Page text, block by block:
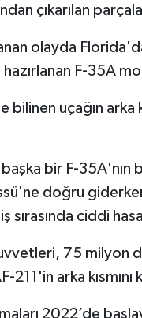
çıkarılan
olayda
F-35A
uçağın arka
bir F-35A'nın
doğru
sırasında ciddi
75 milyon
211'in arka kısmını
2022’de